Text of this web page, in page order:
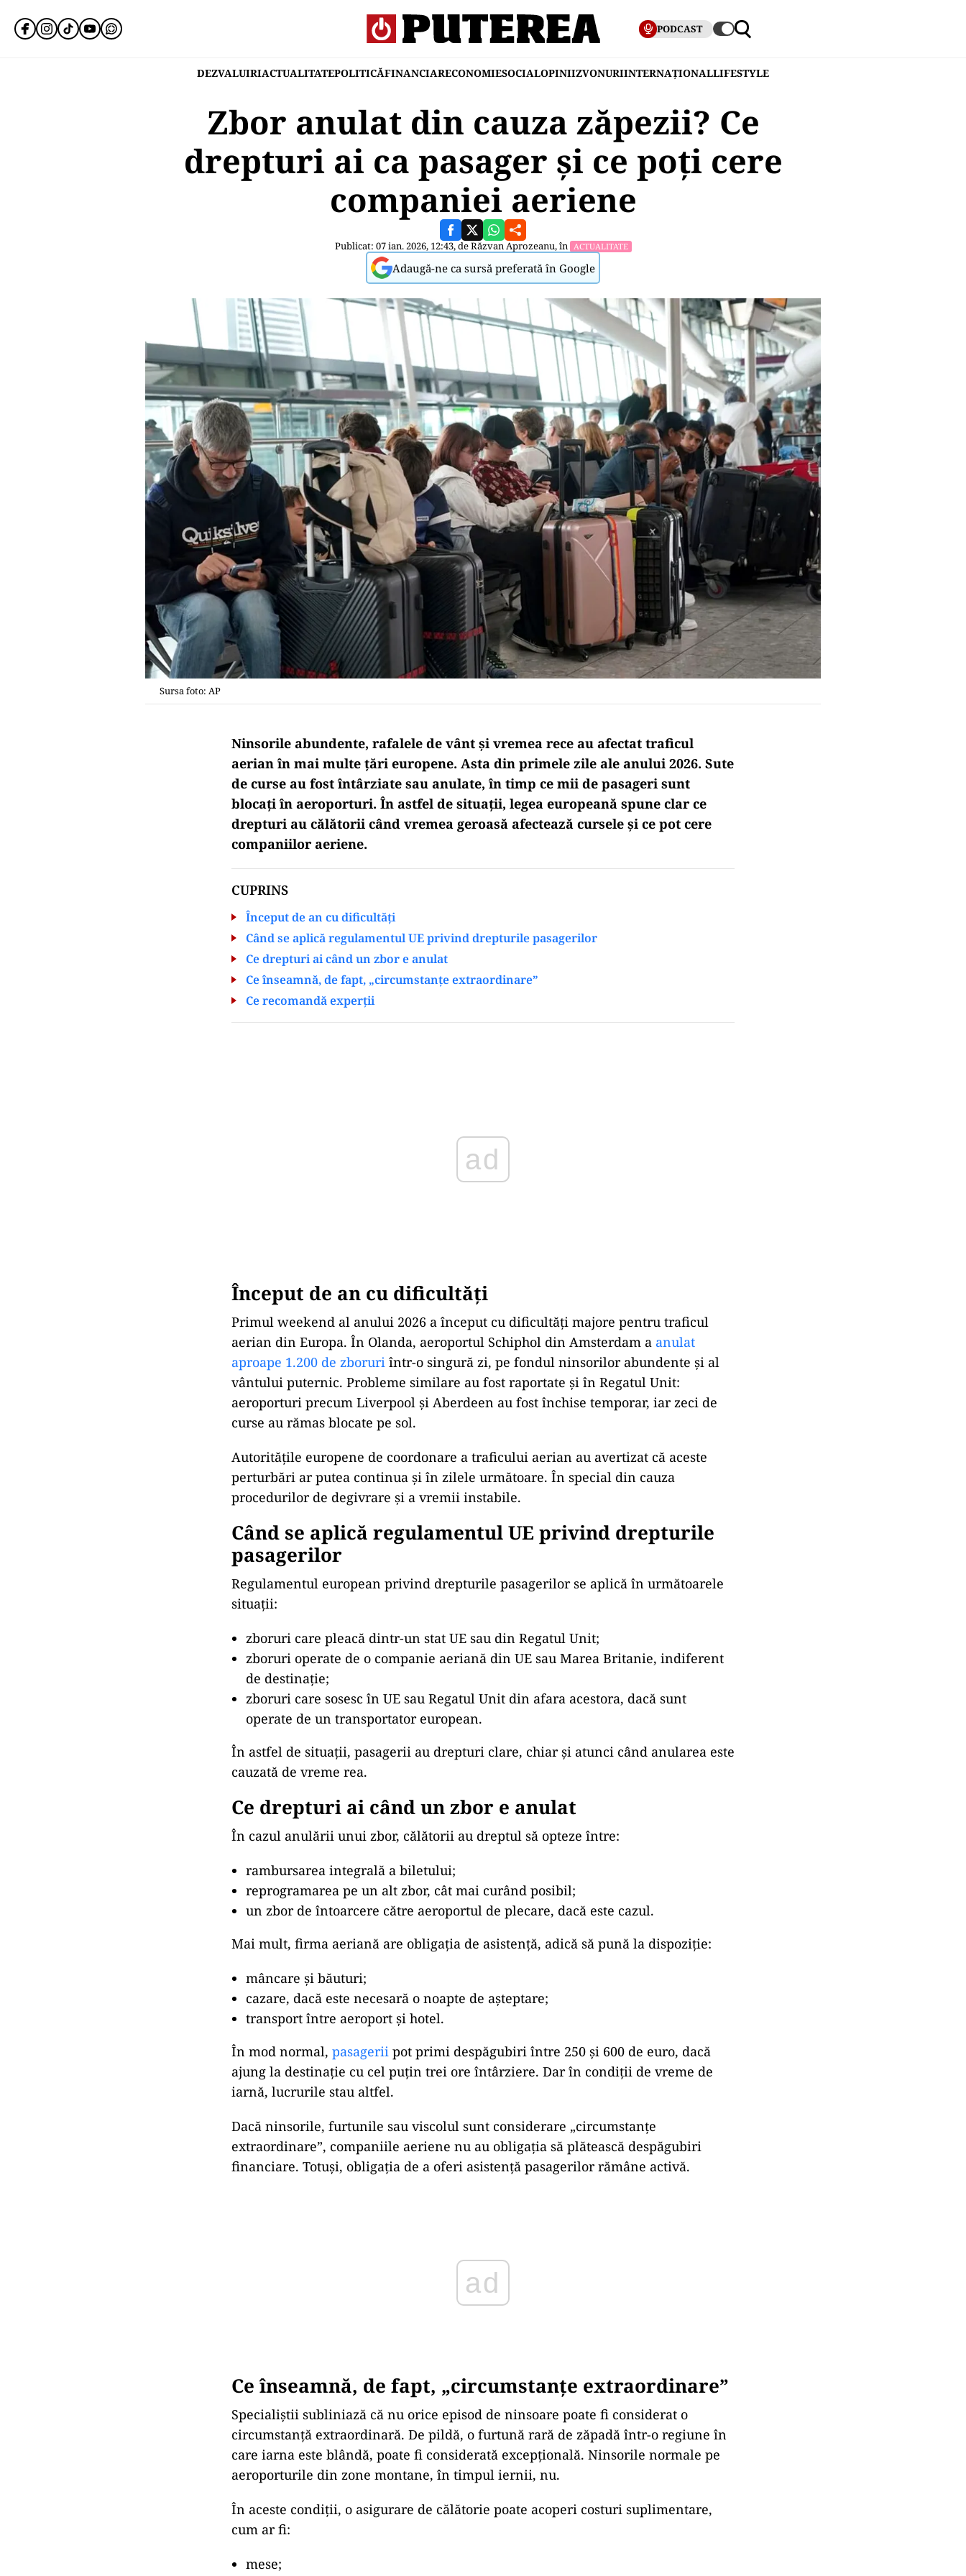
PODCAST
DEZVALUIRIACTUALITATEPOLITICĂFINANCIARECONOMIESOCIALOPINIIZVONURIINTERNAȚIONALLIFESTYLE
Zbor anulat din cauza zăpezii? Ce
drepturi ai ca pasager și ce poți cere
companiei aeriene
Publicat: 07 ian. 2026, 12:43, deRăzvan Aprozeanu, în ACTUALITATE
Adaugă-ne ca sursă preferată în Google
Sursa foto: AP
Ninsorile abundente, rafalele de vânt și vremea rece au afectat traficul
aerian în mai multe țări europene. Asta din primele zile ale anului 2026. Sute
de curse au fost întârziate sau anulate, în timp ce mii de pasageri sunt
blocați în aeroporturi. În astfel de situații, legea europeană spune clar ce
drepturi au călătorii când vremea geroasă afectează cursele și ce pot cere
companiilor aeriene.
CUPRINS
Început de an cu dificultăți
Când se aplică regulamentul UE privind drepturile pasagerilor
Ce drepturi ai când un zbor e anulat
Ce înseamnă, de fapt, „circumstanțe extraordinare”
Ce recomandă experții
Început de an cu dificultăți
Primul weekend al anului 2026 a început cu dificultăți majore pentru traficul
aerian din Europa. În Olanda, aeroportul Schiphol din Amsterdam a anulat
aproape 1.200 de zboruri într-o singură zi, pe fondul ninsorilor abundente și al
vântului puternic. Probleme similare au fost raportate și în Regatul Unit:
aeroporturi precum Liverpool și Aberdeen au fost închise temporar, iar zeci de
curse au rămas blocate pe sol.
Autoritățile europene de coordonare a traficului aerian au avertizat că aceste
perturbări ar putea continua și în zilele următoare. În special din cauza
procedurilor de degivrare și a vremii instabile.
Când se aplică regulamentul UE privind drepturile
pasagerilor
Regulamentul european privind drepturile pasagerilor se aplică în următoarele
situații:
zboruri care pleacă dintr-un stat UE sau din Regatul Unit;
zboruri operate de o companie aeriană din UE sau Marea Britanie, indiferent
de destinație;
zboruri care sosesc în UE sau Regatul Unit din afara acestora, dacă sunt
operate de un transportator european.
În astfel de situații, pasagerii au drepturi clare, chiar și atunci când anularea este
cauzată de vreme rea.
Ce drepturi ai când un zbor e anulat
În cazul anulării unui zbor, călătorii au dreptul să opteze între:
rambursarea integrală a biletului;
reprogramarea pe un alt zbor, cât mai curând posibil;
un zbor de întoarcere către aeroportul de plecare, dacă este cazul.
Mai mult, firma aeriană are obligația de asistență, adică să pună la dispoziție:
mâncare și băuturi;
cazare, dacă este necesară o noapte de așteptare;
transport între aeroport și hotel.
În mod normal, pasagerii pot primi despăgubiri între 250 și 600 de euro, dacă
ajung la destinație cu cel puțin trei ore întârziere. Dar în condiții de vreme de
iarnă, lucrurile stau altfel.
Dacă ninsorile, furtunile sau viscolul sunt considerare „circumstanțe
extraordinare”, companiile aeriene nu au obligația să plătească despăgubiri
financiare. Totuși, obligația de a oferi asistență pasagerilor rămâne activă.
ad
Ce înseamnă, de fapt, „circumstanțe extraordinare”
Specialiștii subliniază că nu orice episod de ninsoare poate fi considerat o
circumstanță extraordinară. De pildă, o furtună rară de zăpadă într-o regiune în
care iarna este blândă, poate fi considerată excepțională. Ninsorile normale pe
aeroporturile din zone montane, în timpul iernii, nu.
În aceste condiții, o asigurare de călătorie poate acoperi costuri suplimentare,
cum ar fi:
mese;